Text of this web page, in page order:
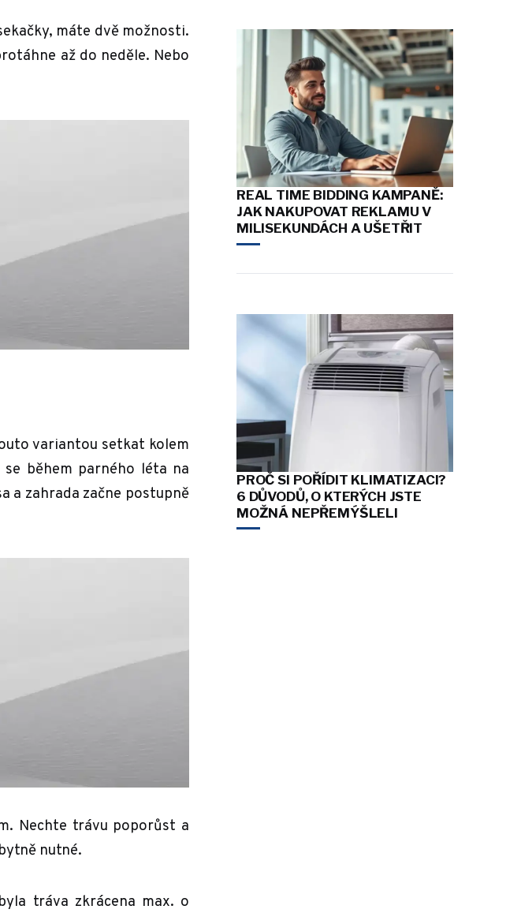
máte dvě možnosti.
až do neděle. Nebo
variantou setkat kolem
během parného léta na
a zahrada začne postupně
Nechte trávu poporůst a
nutné.
tráva zkrácena max. o
REAL TIME BIDDING KAMPANĚ:
JAK NAKUPOVAT REKLAMU V
MILISEKUNDÁCH A UŠETŘIT
PROČ SI POŘÍDIT KLIMATIZACI?
6 DŮVODŮ, O KTERÝCH JSTE
MOŽNÁ NEPŘEMÝŠLELI